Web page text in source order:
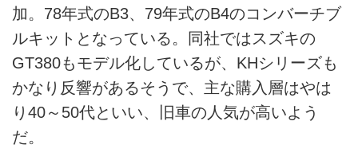
加。78年式のB3、79年式のB4のコンバーチブ
ルキットとなっている。同社ではスズキの
GT380もモデル化しているが、KHシリーズも
かなり反響があるそうで、主な購入層はやは
り40～50代といい、旧車の人気が高いよう
だ。